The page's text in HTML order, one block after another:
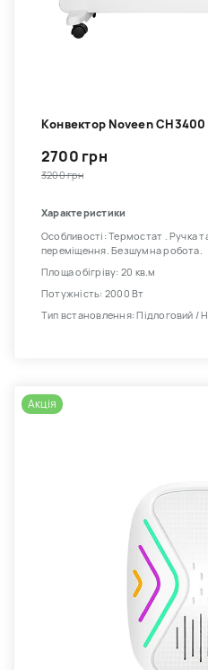
Kонвектор Noveen CH3400
2700 грн
3200 грн
Характеристики
Особливості: Термостат . Ручка
переміщення. Безшумна робота.
Площа обігріву: 20 кв.м
Потужність: 2000 Вт
Тип встановлення: Підлоговий /
Акція